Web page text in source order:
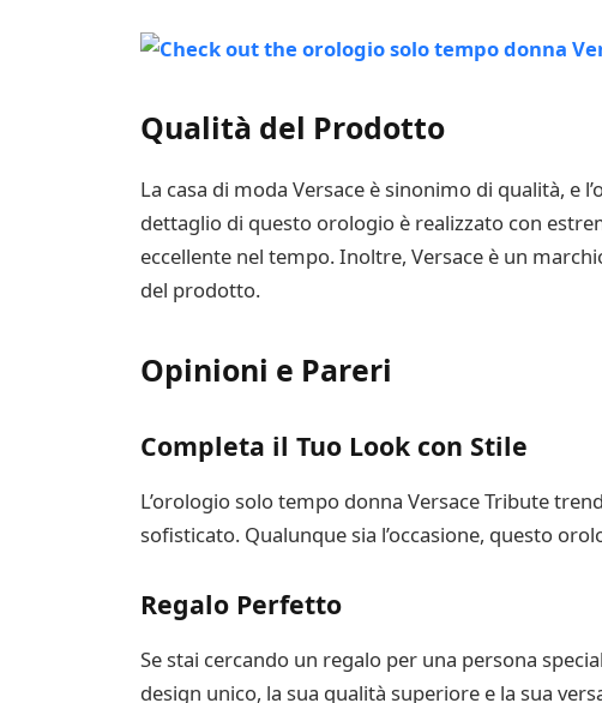
Qualità del Prodotto
La casa di moda Versace è sinonimo di qualità, e
dettaglio di questo orologio è realizzato con
eccellente nel tempo. Inoltre, Versace è un
del prodotto.
Opinioni e Pareri
Completa il Tuo Look con Stile
L’orologio solo tempo donna Versace Tribute
sofisticato. Qualunque sia l’occasione, questo
Regalo Perfetto
Se stai cercando un regalo per una persona
design unico, la sua qualità superiore e la sua